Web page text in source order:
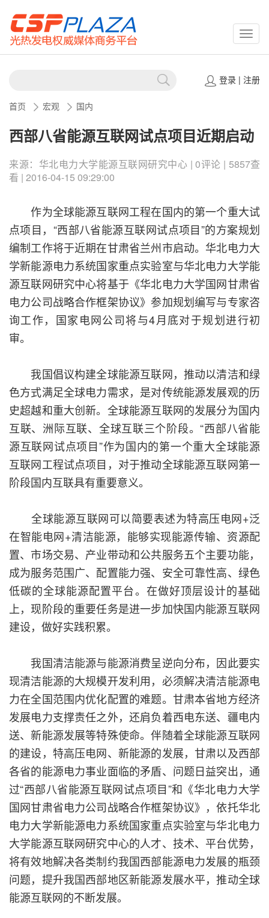
登录| 注册
首页 宏观 国内
西部八省能源互联网试点项目近期启动
来源：华北电力大学能源互联网研究中心 | 0评论 | 5857查
看 | 2016-04-15 09:29:00
作为全球能源互联网工程在国内的第一个重大试
点项目，“西部八省能源互联网试点项目”的方案规划
编制工作将于近期在甘肃省兰州市启动。华北电力大
学新能源电力系统国家重点实验室与华北电力大学能
源互联网研究中心将基于《华北电力大学国网甘肃省
电力公司战略合作框架协议》参加规划编写与专家咨
询工作，国家电网公司将与4月底对于规划进行初
审。
我国倡议构建全球能源互联网，推动以清洁和绿
色方式满足全球电力需求，是对传统能源发展观的历
史超越和重大创新。全球能源互联网的发展分为国内
互联、洲际互联、全球互联三个阶段。“西部八省能
源互联网试点项目”作为国内的第一个重大全球能源
互联网工程试点项目，对于推动全球能源互联网第一
阶段国内互联具有重要意义。
全球能源互联网可以简要表述为特高压电网+泛
在智能电网+清洁能源，能够实现能源传输、资源配
置、市场交易、产业带动和公共服务五个主要功能，
成为服务范围广、配置能力强、安全可靠性高、绿色
低碳的全球能源配置平台。在做好顶层设计的基础
上，现阶段的重要任务是进一步加快国内能源互联网
建设，做好实践积累。
我国清洁能源与能源消费呈逆向分布，因此要实
现清洁能源的大规模开发利用，必须解决清洁能源电
力在全国范围内优化配置的难题。甘肃本省地方经济
发展电力支撑责任之外，还肩负着西电东送、疆电内
送、新能源发展等特殊使命。伴随着全球能源互联网
的建设，特高压电网、新能源的发展，甘肃以及西部
各省的能源电力事业面临的矛盾、问题日益突出，通
过“西部八省能源互联网试点项目”和《华北电力大学
国网甘肃省电力公司战略合作框架协议》，依托华北
电力大学新能源电力系统国家重点实验室与华北电力
大学能源互联网研究中心的人才、技术、平台优势，
将有效地解决各类制约我国西部能源电力发展的瓶颈
问题，提升我国西部地区新能源发展水平，推动全球
能源互联网的不断发展。